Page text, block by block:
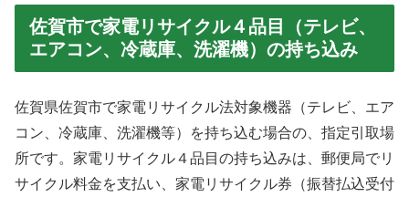
佐賀市で家電リサイクル４品目（テレビ、
エアコン、冷蔵庫、洗濯機）の持ち込み
佐賀県佐賀市で家電リサイクル法対象機器（テレビ、エア
コン、冷蔵庫、洗濯機等）を持ち込む場合の、指定引取場
所です。家電リサイクル４品目の持ち込みは、郵便局でリ
サイクル料金を支払い、家電リサイクル券（振替払込受付